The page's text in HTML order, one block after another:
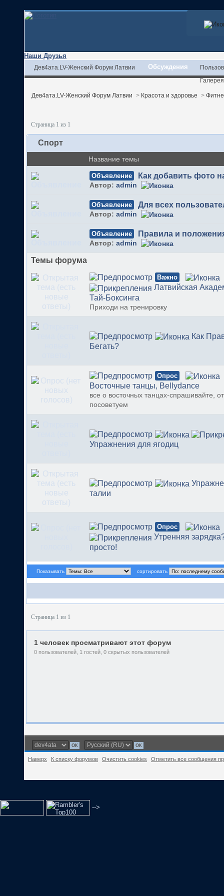
Наши Друзья
Дев4ата.LV-Женский Форум Латвии Обсуждения
Галерея
Дев4ата.LV-Женский Форум Латвии > Красота и здоровье >
Страница 1 из 1
Спорт
Название темы
Объявление Как добавить фото
Автор: admin
Объявление Для всех
Автор: admin
Объявление Правила и
Автор: admin
Темы форума
Важно
Латвийская
Тай-Боксинга
Приходи на тренировку
Как
Бегать?
Опрос
Bосточные танцы, Bellydance
все о восточных танцах-спрашивайте,
посоветуем
Упражнения для ягодиц
талии
Опрос
Утренняя
просто!
Показывать сортировать
Страница 1 из 1
1 человек просматривают этот форум
0 пользователей, 1 гостей, 0 скрытых пользователей
Наверх К списку форумов Очистить cookies Отметить все сообщения
-->